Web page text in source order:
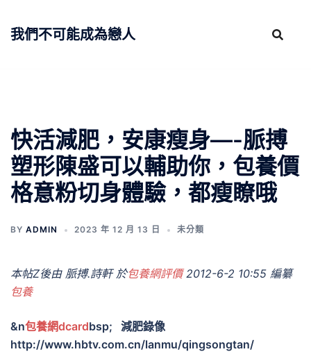
我們不可能成為戀人
快活減肥，安康瘦身—-脈搏
塑形陳盛可以輔助你，包養價
格意粉切身體驗，都瘦瞭哦
BY ADMIN 2023 年 12 月 13 日 未分類
本帖Z後由 脈搏.詩軒 於包養網評價2012-6-2 10:55 編纂
包養
&n包養網dcardbsp; 減肥錄像
http://www.hbtv.com.cn/lanmu/qingsongtan/